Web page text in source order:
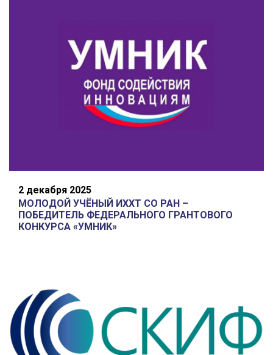
2 декабря 2025
МОЛОДОЙ УЧЁНЫЙ ИХХТ СО РАН –
ПОБЕДИТЕЛЬ ФЕДЕРАЛЬНОГО ГРАНТОВОГО
КОНКУРСА «УМНИК»